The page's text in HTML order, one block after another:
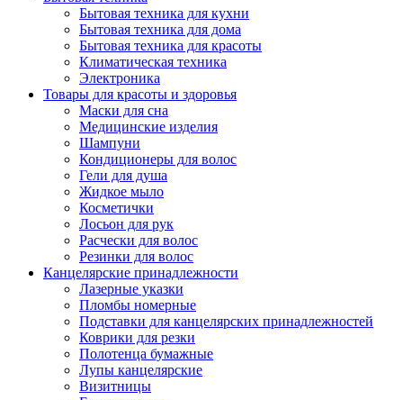
Бытовая техника для кухни
Бытовая техника для дома
Бытовая техника для красоты
Климатическая техника
Электроника
Товары для красоты и здоровья
Маски для сна
Медицинские изделия
Шампуни
Кондиционеры для волос
Гели для душа
Жидкое мыло
Косметички
Лосьон для рук
Расчески для волос
Резинки для волос
Канцелярские принадлежности
Лазерные указки
Пломбы номерные
Подставки для канцелярских принадлежностей
Коврики для резки
Полотенца бумажные
Лупы канцелярские
Визитницы